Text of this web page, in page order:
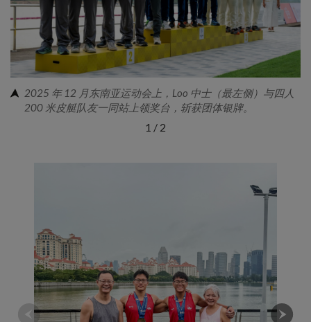
2025 年 12 月东南亚运动会上，Loo 中士（最左侧）与四人
200 米皮艇队友一同站上领奖台，斩获团体银牌。
1 / 2